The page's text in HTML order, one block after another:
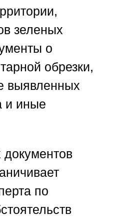
зеленых
о
обрезки,
выявленных
и иные
документов
по